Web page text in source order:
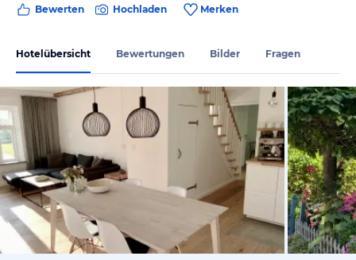
Bewerten Hochladen Merken
Hotelübersicht Bewertungen Bilder Fragen
vom